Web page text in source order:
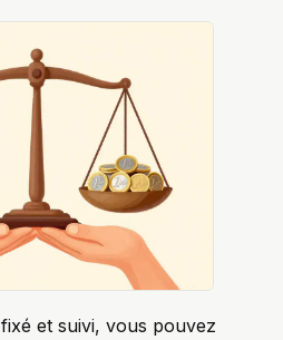
et suivi, vous pouvez